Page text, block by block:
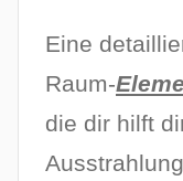
Eine
Raum-
die dir hilft